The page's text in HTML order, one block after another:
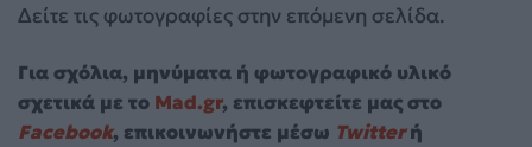
Δείτε τις φωτογραφίες στην επόμενη σελίδα.
Για σχόλια, μηνύματα ή φωτογραφικό υλικό
σχετικά με το Mad.gr, επισκεφτείτε μας στο
Facebook, επικοινωνήστε μέσω Twitterή